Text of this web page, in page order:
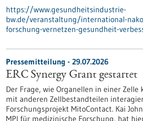
https://www.gesundheitsindustrie-
bw.de/veranstaltung/international-
forschung-vernetzen-gesundheit-
Pressemitteilung - 29.07.2026
ERC Synergy Grant gestartet
Der Frage, wie Organellen in einer
mit anderen Zellbestandteilen
Forschungsprojekt MitoContact. Kai
MPI für medizinische Forschung, hat